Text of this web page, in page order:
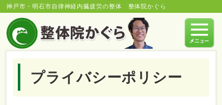
神戸市・明石市自律神経内臓疲労の整体 整体院かぐら
プライバシーポリシー